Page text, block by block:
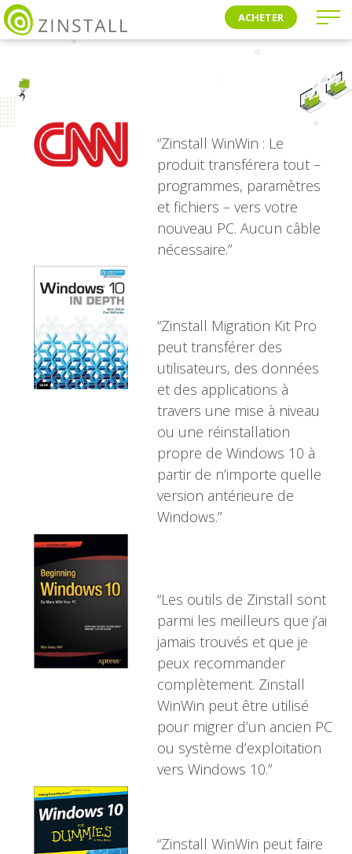
ACHETER
“Zinstall WinWin : Le
produit transférera tout –
programmes, paramètres
et fichiers – vers votre
nouveau PC. Aucun câble
nécessaire.”
“Zinstall Migration Kit Pro
peut transférer des
utilisateurs, des données
et des applications à
travers une mise à niveau
ou une réinstallation
propre de Windows 10 à
partir de n’importe quelle
version antérieure de
Windows.”
“Les outils de Zinstall sont
parmi les meilleurs que j’ai
jamais trouvés et que je
peux recommander
complètement. Zinstall
WinWin peut être utilisé
pour migrer d’un ancien PC
ou système d’exploitation
vers Windows 10.”
“Zinstall WinWin peut faire